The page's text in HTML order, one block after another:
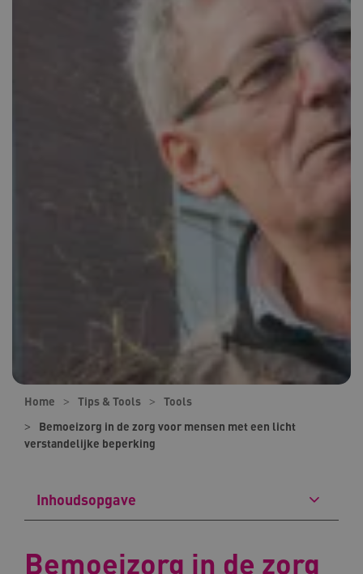
Home Tips & Tools
Tools
Bemoeizorg in de zorg voor mensen met een licht
verstandelijke beperking
Inhoudsopgave
Bemoeizorg in de zorg